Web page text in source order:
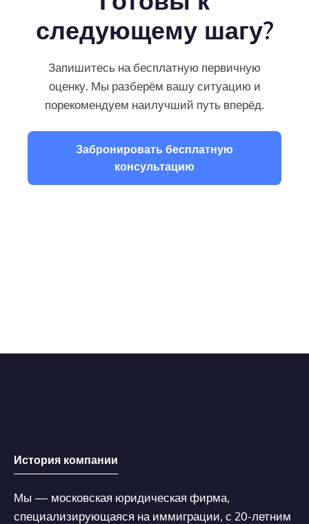
следующему шагу?
Запишитесь на бесплатную первичную
оценку. Мы разберём вашу ситуацию и
порекомендуем наилучший путь вперёд.
Забронировать бесплатную
консультацию
История компании
Мы — московская юридическая фирма,
специализирующаяся на иммиграции, с 20-летним